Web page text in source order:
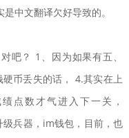
中文翻译欠好导致的。
吧？ 1、因为如果有五、
币丢失的话， 4.其实在上
点数才气进入下一关，
兵器，im钱包，目前，也